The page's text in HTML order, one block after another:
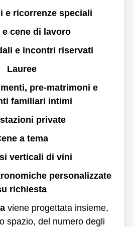
e ricorrenze speciali
e cene di lavoro
e incontri riservati
Lauree
pre-matrimoni e
familiari intimi
private
a tema
verticali di vini
personalizzate
richiesta
viene progettata insieme,
spazio, del numero degli